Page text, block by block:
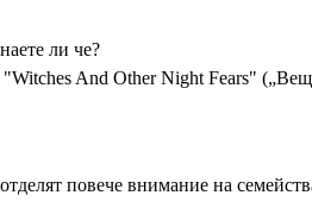
ли че?
"Witches And Other Night Fears"
повече внимание на